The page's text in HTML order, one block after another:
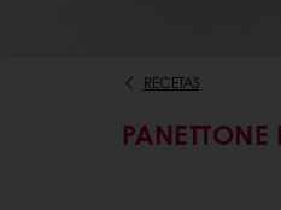
RECETAS